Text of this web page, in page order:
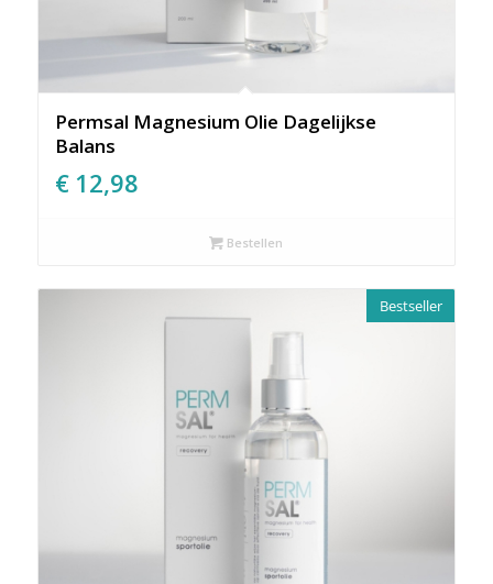
Permsal Magnesium Olie Dagelijkse
Balans
€ 12,98
Bestellen
Bestseller